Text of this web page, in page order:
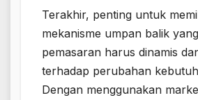
Terakhir, penting untuk
mekanisme umpan balik
pemasaran harus dinamis
terhadap perubahan
Dengan menggunakan